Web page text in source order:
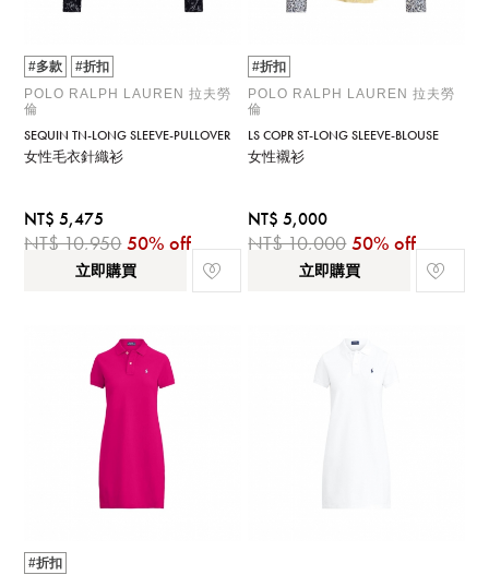
#多款
#折扣
POLO RALPH LAUREN 拉夫勞
倫
SEQUIN TN-LONG SLEEVE-PULLOVER
女性毛衣針織衫
NT$ 5,475
NT$ 10,950 50% off
立即購買
#折扣
POLO RALPH LAUREN 拉夫勞
倫
LS COPR ST-LONG SLEEVE-BLOUSE
女性襯衫
NT$ 5,000
NT$ 10,000 50% off
立即購買
#折扣